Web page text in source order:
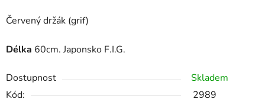
Červený držák (grif)
Délka 60cm. Japonsko F.I.G.
Dostupnost
Skladem
Kód:
2989